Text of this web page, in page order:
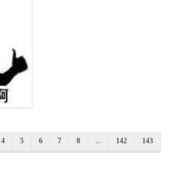
4 5 6 7 8 ... 142 143